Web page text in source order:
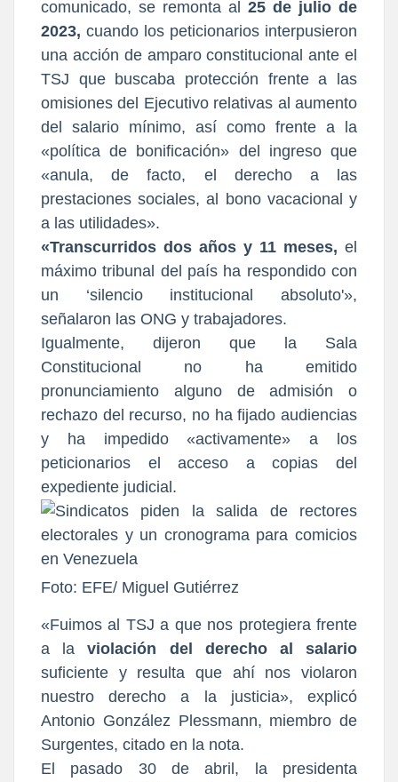
comunicado, se remonta al 25 de julio de
2023, cuando los peticionarios interpusieron
una acción de amparo constitucional ante el
TSJ que buscaba protección frente a las
omisiones del Ejecutivo relativas al aumento
del salario mínimo, así como frente a la
«política de bonificación» del ingreso que
«anula, de facto, el derecho a las
prestaciones sociales, al bono vacacional y
a las utilidades».
«Transcurridos dos años y 11 meses, el
máximo tribunal del país ha respondido con
un ‘silencio institucional absoluto'»,
señalaron las ONG y trabajadores.
Igualmente, dijeron que la Sala
Constitucional no ha emitido
pronunciamiento alguno de admisión o
rechazo del recurso, no ha fijado audiencias
y ha impedido «activamente» a los
peticionarios el acceso a copias del
expediente judicial.
Foto: EFE/ Miguel Gutiérrez
«Fuimos al TSJ a que nos protegiera frente
a la
violación del derecho al salario
suficiente y resulta que ahí nos violaron
nuestro derecho a la justicia», explicó
Antonio González Plessmann, miembro de
Surgentes, citado en la nota.
El pasado 30 de abril, la presidenta